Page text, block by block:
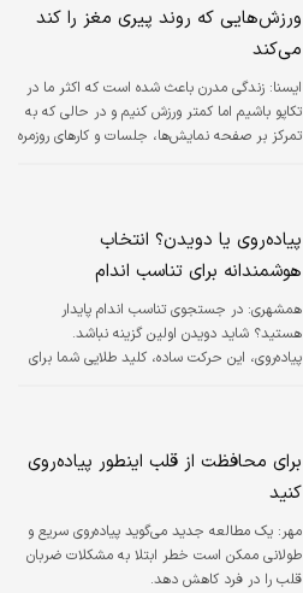
ورزش‌هایی که روند پیری مغز را کند
می‌کند
ايسنا: زندگی مدرن باعث شده است که اکثر ما در
تکاپو باشیم اما کمتر ورزش کنیم و در حالی که به
تمرکز بر صفحه نمایش‌ها، جلسات و کارهای روزمره
پیاده‌روی یا دویدن؟ انتخاب
هوشمندانه برای تناسب اندام
همشهری: در جستجوی تناسب اندام پایدار
هستید؟ شاید دویدن اولین گزینه نباشد.
پیاده‌روی، این حرکت ساده، کلید طلایی شما برای
برای محافظت از قلب اینطور پیاده‌روی
کنید
مهر: یک مطالعه جدید می‌گوید پیاده‌روی سریع و
طولانی ممکن است خطر ابتلا به مشکلات ضربان
قلب را در فرد کاهش دهد.